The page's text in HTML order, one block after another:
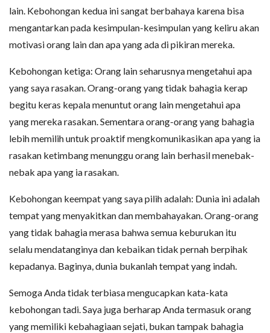
lain. Kebohongan kedua ini sangat berbahaya karena bisa
mengantarkan pada kesimpulan-kesimpulan yang keliru akan
motivasi orang lain dan apa yang ada di pikiran mereka.
Kebohongan ketiga: Orang lain seharusnya mengetahui apa
yang saya rasakan. Orang-orang yang tidak bahagia kerap
begitu keras kepala menuntut orang lain mengetahui apa
yang mereka rasakan. Sementara orang-orang yang bahagia
lebih memilih untuk proaktif mengkomunikasikan apa yang ia
rasakan ketimbang menunggu orang lain berhasil menebak-
nebak apa yang ia rasakan.
Kebohongan keempat yang saya pilih adalah: Dunia ini adalah
tempat yang menyakitkan dan membahayakan. Orang-orang
yang tidak bahagia merasa bahwa semua keburukan itu
selalu mendatanginya dan kebaikan tidak pernah berpihak
kepadanya. Baginya, dunia bukanlah tempat yang indah.
Semoga Anda tidak terbiasa mengucapkan kata-kata
kebohongan tadi. Saya juga berharap Anda termasuk orang
yang memiliki kebahagiaan sejati, bukan tampak bahagia